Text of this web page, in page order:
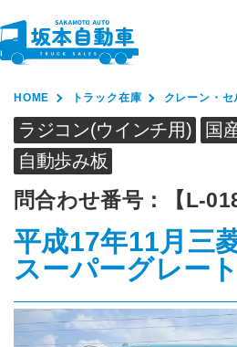
HOME トラック在庫 クレーン・セ
ラジコン(ウインチ用) 国
自動歩み板
問合わせ番号： 【L-
平成17年11月 三
スーパーグレート